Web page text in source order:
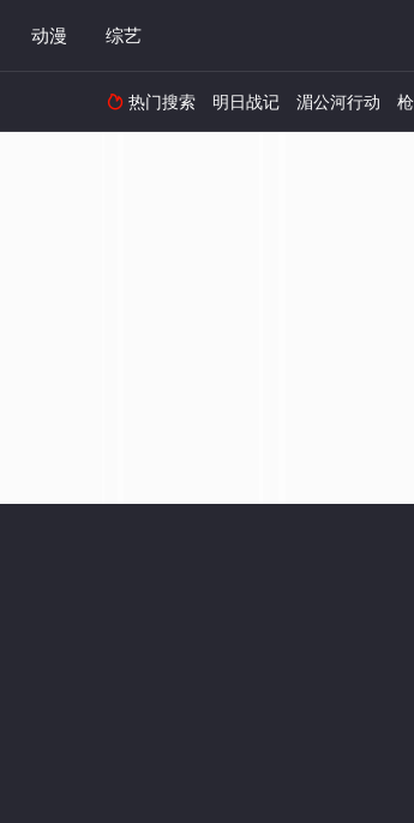
动漫 综艺
 热门搜索 明日战记 湄公河行动